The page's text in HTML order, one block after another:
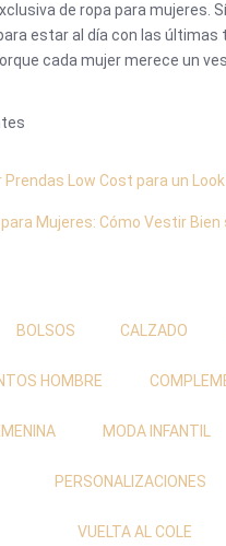
de ropa para mujeres.
estar al día con las últimas
cada mujer merece un
Prendas Low Cost para un
Mujeres: Cómo Vestir
BOLSOS CALZADO
HOMBRE
MODA INFANTIL
PERSONALIZACIONES
VUELTA AL COLE